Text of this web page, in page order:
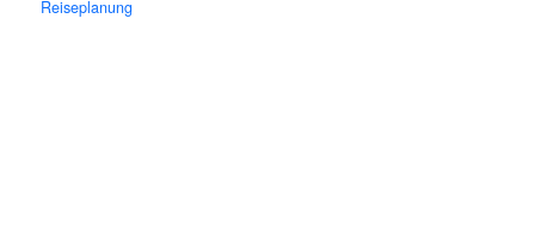
Reiseplanung